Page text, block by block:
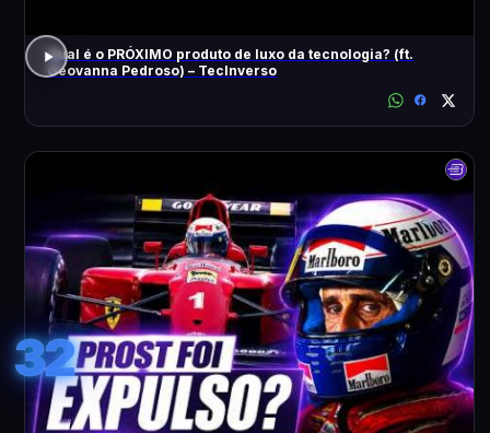
Qual é o PRÓXIMO produto de luxo da tecnologia? (ft.
Geovanna Pedroso) – TecInverso
32